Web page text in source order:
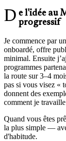
De l'idée au MVP : méthode de développement progressif
Je commence par
onboardé, offre
minimal. Ensuite
programmes
la route sur 3–4
pas si vous visez «
donnent des
comment je
Quand vous êtes
la plus simple —
d'habitude.